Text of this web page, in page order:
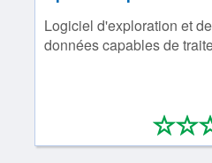
Logiciel d'exploration et
données capables de
*